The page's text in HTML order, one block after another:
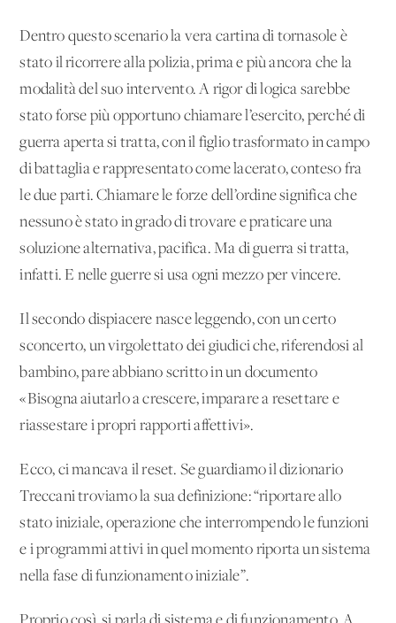
Dentro questo scenario la vera cartina di tornasole è
stato il ricorrere alla polizia, prima e più ancora che la
modalità del suo intervento. A rigor di logica sarebbe
stato forse più opportuno chiamare l’esercito, perché di
guerra aperta si tratta, con il figlio trasformato in campo
di battaglia e rappresentato come lacerato, conteso fra
le due parti. Chiamare le forze dell’ordine significa che
nessuno è stato in grado di trovare e praticare una
soluzione alternativa, pacifica. Ma di guerra si tratta,
infatti. E nelle guerre si usa ogni mezzo per vincere.
Il secondo dispiacere nasce leggendo, con un certo
sconcerto, un virgolettato dei giudici che, riferendosi al
bambino, pare abbiano scritto in un documento
«Bisogna aiutarlo a crescere, imparare a resettare e
riassestare i propri rapporti affettivi».
Ecco, ci mancava il reset. Se guardiamo il dizionario
Treccani troviamo la sua definizione: “riportare allo
stato iniziale, operazione che interrompendo le funzioni
e i programmi attivi in quel momento riporta un sistema
nella fase di funzionamento iniziale”.